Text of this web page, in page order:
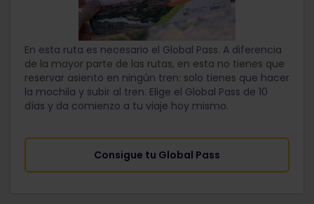
En esta ruta es necesario el Global Pass. A diferencia
de la mayor parte de las rutas, en esta no tienes que
reservar asiento en ningún tren: solo tienes que hacer
la mochila y subir al tren. Elige el Global Pass de 10
días y da comienzo a tu viaje hoy mismo.
Consigue tu Global Pass